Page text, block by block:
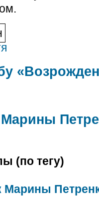
(по тегу)
Марины